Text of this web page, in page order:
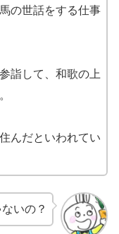
の世話をする仕事
詣して、和歌の上
んだといわれてい
いの？